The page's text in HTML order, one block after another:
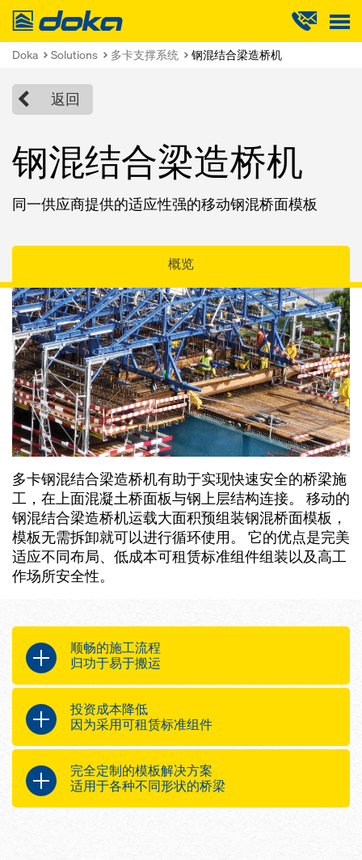
Doka
Doka Solutions 多卡支撑系统 钢混结合梁造桥机
返回
钢混结合梁造桥机
同一供应商提供的适应性强的移动钢混桥面模板
概览
多卡钢混结合梁造桥机有助于实现快速安全的桥梁施
工，在上面混凝土桥面板与钢上层结构连接。 移动的
钢混结合梁造桥机运载大面积预组装钢混桥面模板，
模板无需拆卸就可以进行循环使用。 它的优点是完美
适应不同布局、低成本可租赁标准组件组装以及高工
作场所安全性。
顺畅的施工流程
归功于易于搬运
低自重和高承重能力
每周可完成一个浇筑断面
投资成本降低
因为采用可租赁标准组件
只需少量通用、兼容组件
易于组装
完全定制的模板解决方案
适用于各种不同形状的桥梁